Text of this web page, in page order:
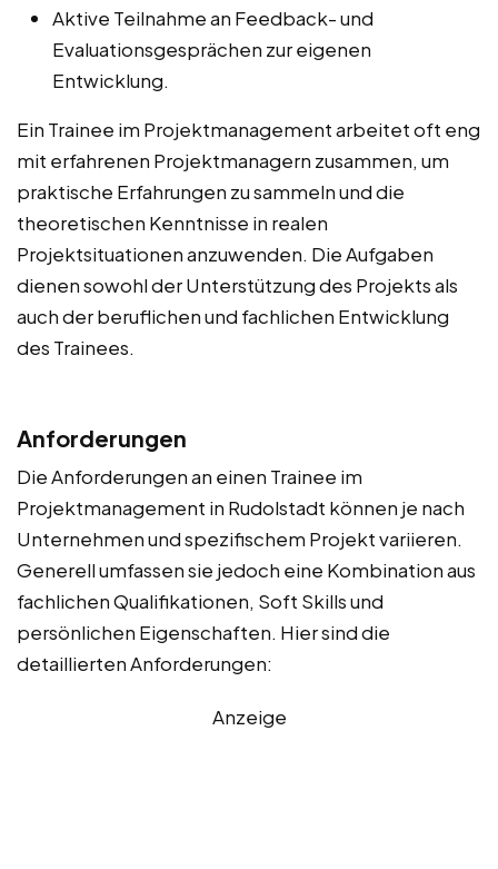
Aktive Teilnahme an Feedback- und
Evaluationsgesprächen zur eigenen
Entwicklung.
Ein Trainee im Projektmanagement arbeitet oft eng
mit erfahrenen Projektmanagern zusammen, um
praktische Erfahrungen zu sammeln und die
theoretischen Kenntnisse in realen
Projektsituationen anzuwenden. Die Aufgaben
dienen sowohl der Unterstützung des Projekts als
auch der beruflichen und fachlichen Entwicklung
des Trainees.
Anforderungen
Die Anforderungen an einen Trainee im
Projektmanagement in Rudolstadt können je nach
Unternehmen und spezifischem Projekt variieren.
Generell umfassen sie jedoch eine Kombination aus
fachlichen Qualifikationen, Soft Skills und
persönlichen Eigenschaften. Hier sind die
detaillierten Anforderungen:
Anzeige